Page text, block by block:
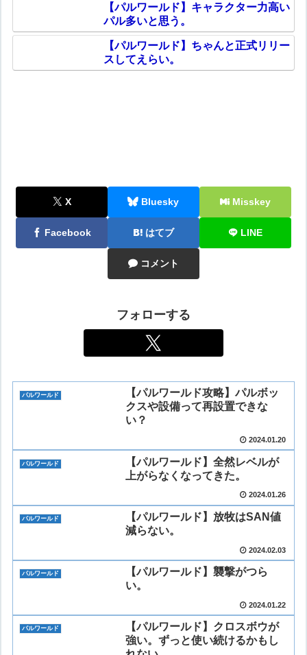
【パルワールド】キャラクター力高い
パル多いと思う。
【パルワールド】ちゃんと正式リリー
スしてえらい。
X Bluesky Misskey
Facebook はてブ LINE
コメント
フォローする
パルワールド
【パルワールド攻略】パルボッ
クスや設備って再設置できな
い？
2024.01.20
パルワールド
【パルワールド】全然レベルが
上がらなくなってきた。
2024.01.26
パルワールド
【パルワールド】放牧はSAN値
減らない。
2024.02.03
パルワールド
【パルワールド】襲撃がつら
い。
2024.01.22
パルワールド
【パルワールド】クロスボウが
強い。ずっと使い続けるかもし